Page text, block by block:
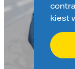
kiest